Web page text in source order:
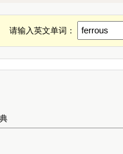
请输入英文单词：